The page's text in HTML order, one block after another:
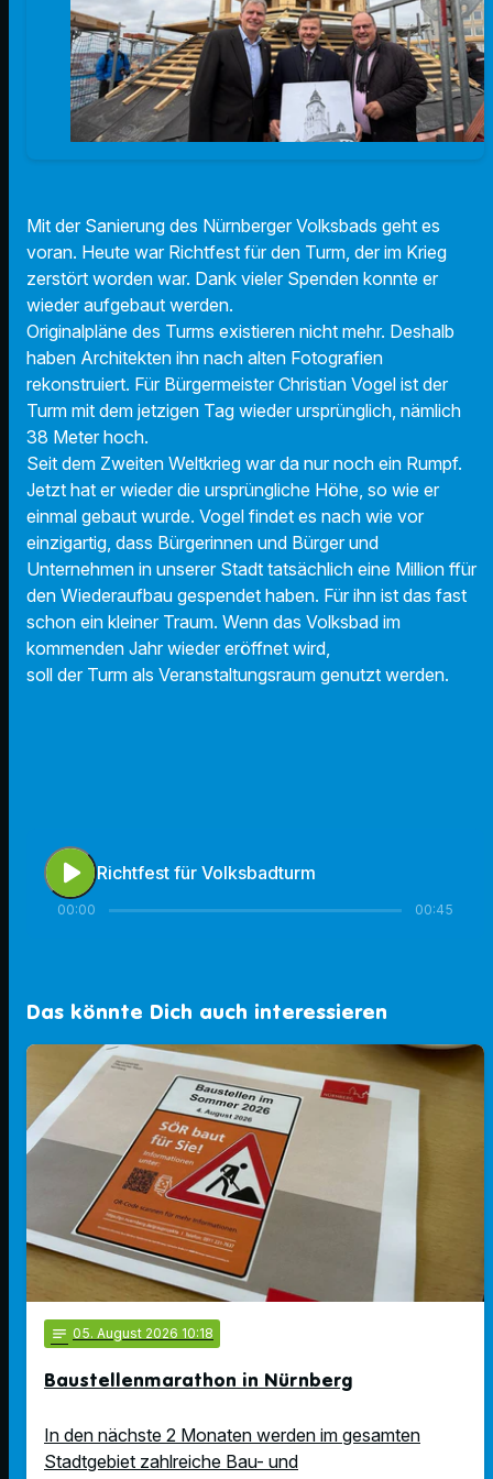
Mit der Sanierung des Nürnberger Volksbads geht es
voran. Heute war Richtfest für den Turm, der im Krieg
zerstört worden war. Dank vieler Spenden konnte er
wieder aufgebaut werden.
Originalpläne des Turms existieren nicht mehr. Deshalb
haben Architekten ihn nach alten Fotografien
rekonstruiert. Für Bürgermeister Christian Vogel ist der
Turm mit dem jetzigen Tag wieder ursprünglich, nämlich
38 Meter hoch.
Seit dem Zweiten Weltkrieg war da nur noch ein Rumpf.
Jetzt hat er wieder die ursprüngliche Höhe, so wie er
einmal gebaut wurde. Vogel findet es nach wie vor
einzigartig, dass Bürgerinnen und Bürger und
Unternehmen in unserer Stadt tatsächlich eine Million ffür
den Wiederaufbau gespendet haben. Für ihn ist das fast
schon ein kleiner Traum. Wenn das Volksbad im
kommenden Jahr wieder eröffnet wird,
soll der Turm als Veranstaltungsraum genutzt werden.
play_arrow Richtfest für Volksbadturm
00:00 00:45
Das könnte Dich auch interessieren
notes 05. August 2026 10:18
Baustellenmarathon in Nürnberg
In den nächste 2 Monaten werden im gesamten
Stadtgebiet zahlreiche Bau- und